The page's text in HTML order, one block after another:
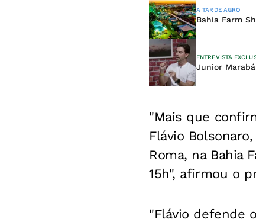
A TARDE AGRO
Bahia Farm
ENTREVISTA
Junior
"Mais que
Flávio
Roma, na Bahia
15h", afirmou o
"Flávio defende